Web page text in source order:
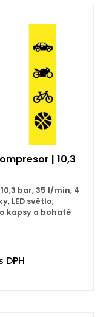
| 10,3
bar, 35 l/min, 4
LED světlo,
kapsy a bohaté
DPH